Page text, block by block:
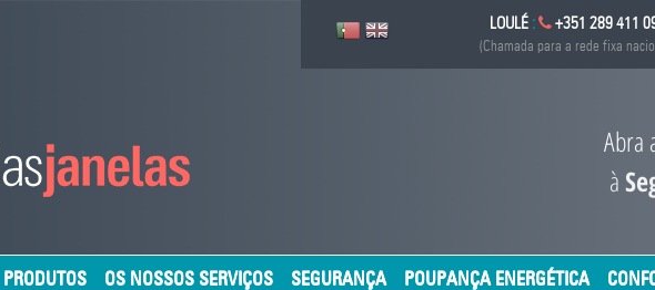
LOULÉ : +351 289 411
(Chamada para a rede fixa
Abra
PRODUTOS OS NOSSOS SERVIÇOS SEGURANÇA POUPANÇA ENERGÉTICA